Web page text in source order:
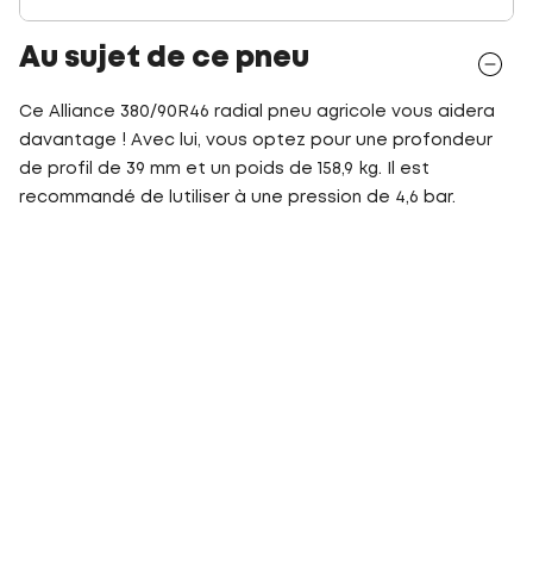
Au sujet de ce pneu
Ce Alliance 380/90R46 radial pneu agricole vous aidera
davantage ! Avec lui, vous optez pour une profondeur
de profil de 39 mm et un poids de 158,9 kg. Il est
recommandé de lutiliser à une pression de 4,6 bar.